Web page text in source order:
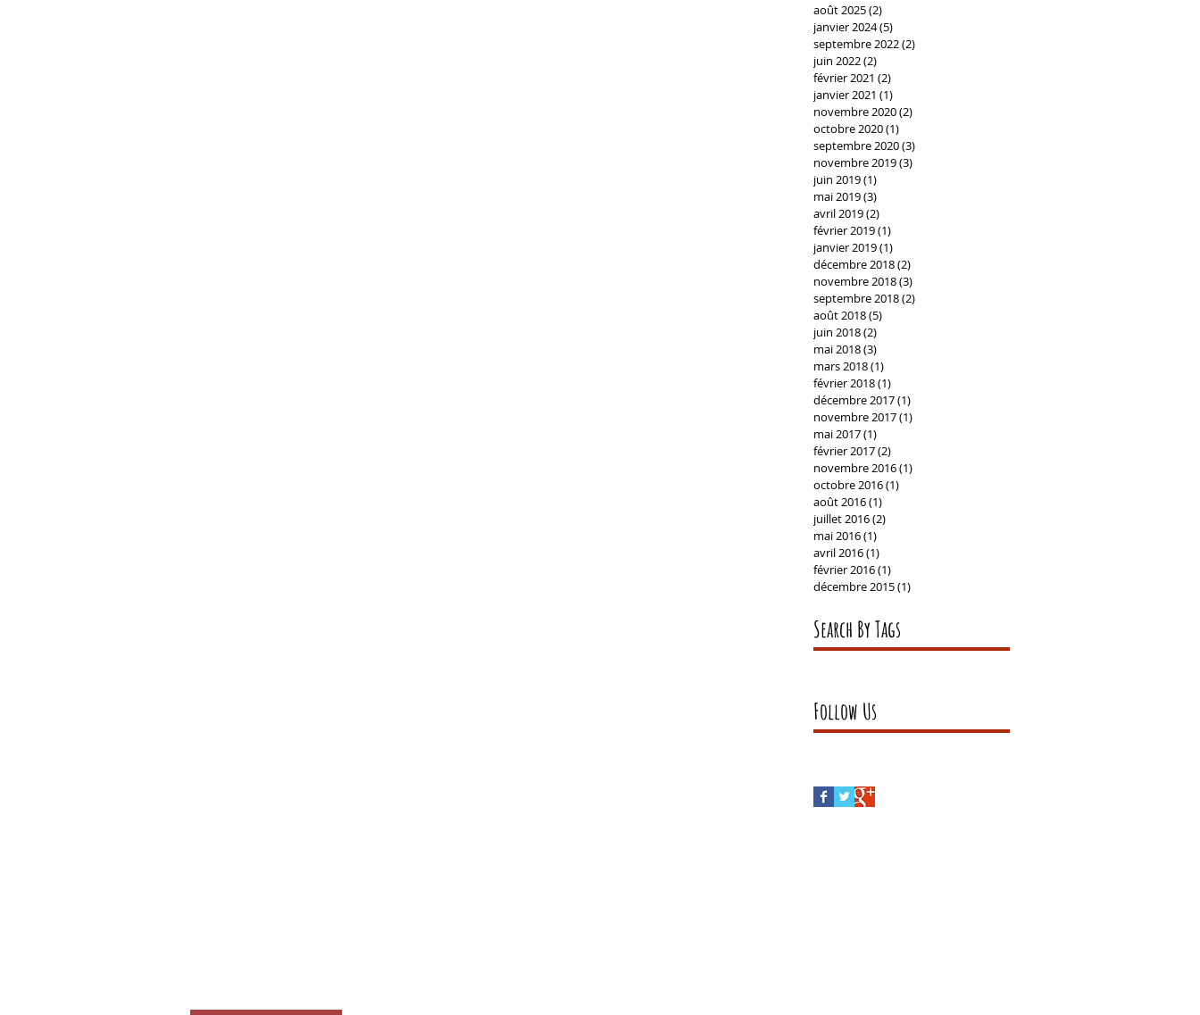
août 2025(2)
janvier 2024(5)
septembre 2022(2)
juin 2022(2)
février 2021 (2)
janvier 2021 (1)
novembre 2020(2)
octobre 2020(1)
septembre 2020(3)
novembre 2019(3)
juin 2019(1)
mai 2019(3)
avril 2019(2)
février 2019(1)
janvier 2019(1)
décembre 2018(2)
novembre 2018(3)
septembre 2018(2)
août 2018(5)
juin 2018(2)
mai 2018(3)
mars 2018(1)
février 2018(1)
décembre 2017(1)
novembre 2017(1)
mai 2017(1)
février 2017(2)
novembre 2016(1)
octobre 2016(1)
août 2016(1)
juillet 2016(2)
mai 2016(1)
avril 2016(1)
février 2016(1)
décembre 2015(1)
Search By Tags
Follow Us